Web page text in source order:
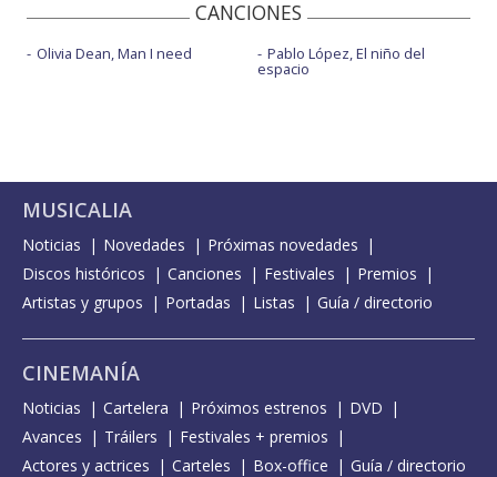
CANCIONES
Olivia Dean, Man I need Pablo López, El niño del
espacio
MUSICALIA
Noticias Novedades
Próximas novedades
Discos históricos
Canciones Festivales
Premios
Artistas y grupos
Portadas Listas Guía / directorio
CINEMANÍA
Noticias Cartelera Próximos estrenos
DVD
Avances
Tráilers
Festivales + premios
Actores y actrices
Carteles Box-office Guía / directorio